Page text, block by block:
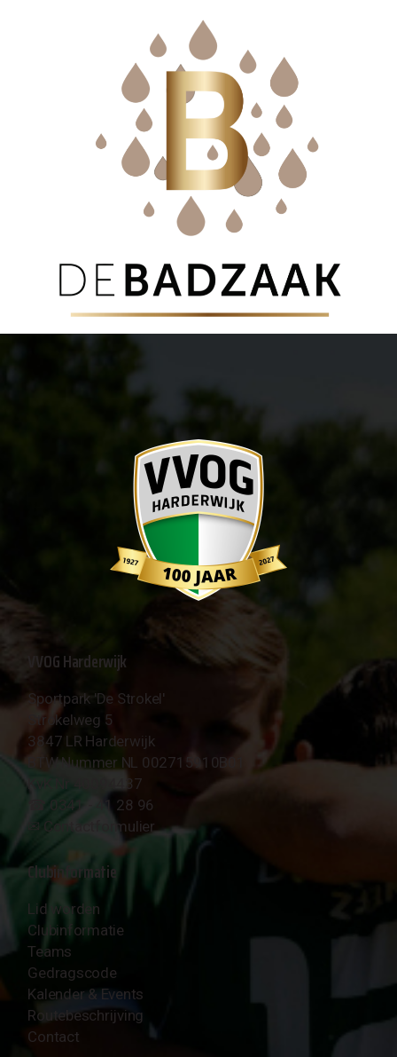
VVOG Harderwijk
Sportpark 'De Strokel'
Strokelweg 5
3847 LR Harderwijk
BTW Nummer NL 002715910B01
KvK Nr 40094437
☎︎ 0341 - 41 28 96
✉︎ Contactformulier
Clubinformatie
Lid worden
Clubinformatie
Teams
Gedragscode
Kalender & Events
Routebeschrijving
Contact